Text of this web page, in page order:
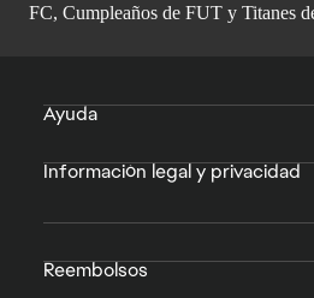
FC, Cumpleaños de FUT y Titanes
Ayuda
Información legal y privacidad
Reembolsos